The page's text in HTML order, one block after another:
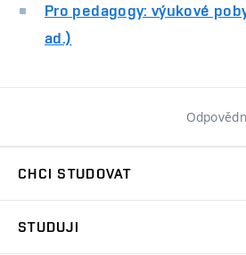
Pro pedagogy: výukové
ad.)
CHCI STUDOVAT
STUDUJI